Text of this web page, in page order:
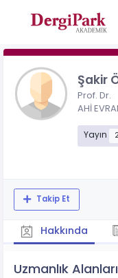
Şakir
Prof. Dr.
AHİ
Yayın
Takip Et
Hakkında
Uzmanlık Alanları